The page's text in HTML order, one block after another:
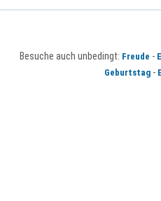
Besuche auch unbedingt: Freude -
Geburtstag-